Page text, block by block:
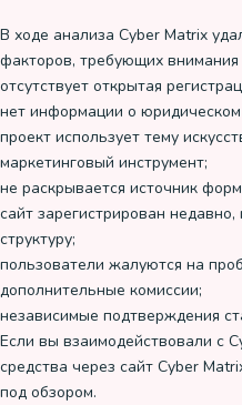
В ходе анализа Cyber Matrix
факторов, требующих внимания
отсутствует открытая
нет информации о
проект использует тему
маркетинговый инструмент;
не раскрывается источник
сайт зарегистрирован
структуру;
пользователи жалуются на
дополнительные комиссии;
независимые подтверждения
Если вы взаимодействовали с
средства через сайт Cyber
под обзором.